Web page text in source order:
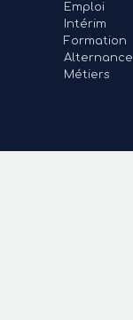
Emploi
Intérim
Formation
Alternance
Métiers